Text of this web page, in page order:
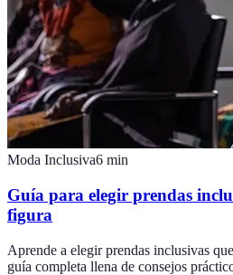
Moda Inclusiva6 min
Guía para elegir prendas
figura
Aprende a elegir prendas inclusivas
guía completa llena de consejos